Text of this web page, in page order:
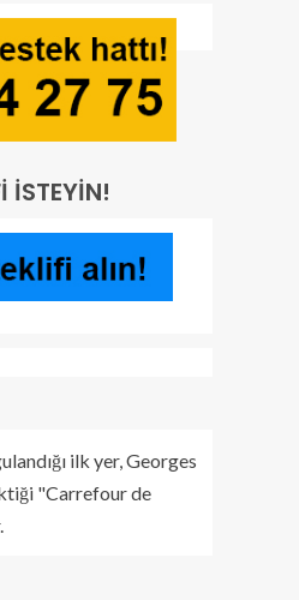
İSTEYIN!
ilk yer, Georges
"Carrefour de